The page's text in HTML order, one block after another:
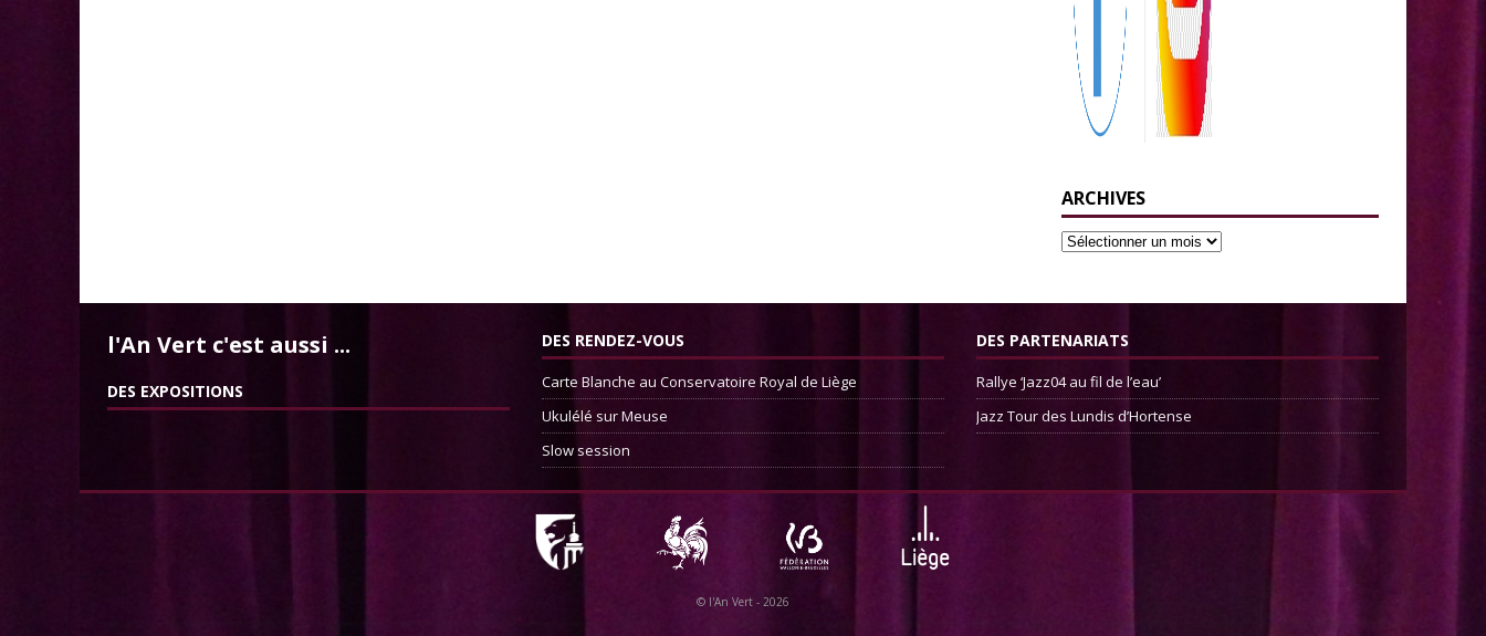
ARCHIVES
l'An Vert c'est aussi ...
DES EXPOSITIONS
DES RENDEZ-VOUS
Carte Blanche au Conservatoire Royal de Liège
Ukulélé sur Meuse
Slow session
DES PARTENARIATS
Rallye ‘Jazz04 au fil de l’eau’
Jazz Tour des Lundis d’Hortense
© l'An Vert - 2026